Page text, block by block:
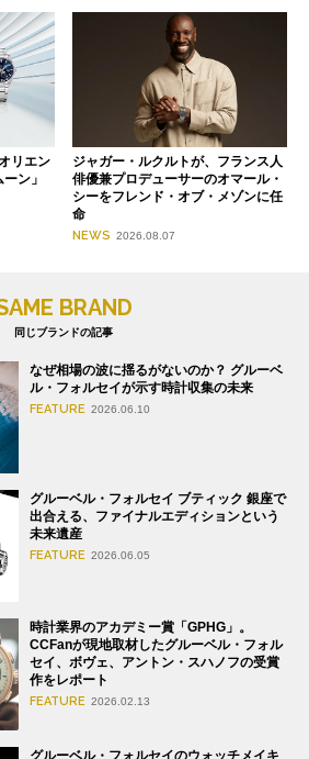
リエン
ン」
ジャガー・ルクルトが、フランス人
俳優兼プロデューサーのオマール・
シーをフレンド・オブ・メゾンに任
命
NEWS 2026.08.07
BRAND
同じブランドの記事
なぜ相場の波に揺るがないのか？ グルーベ
ル・フォルセイが示す時計収集の未来
FEATURE 2026.06.10
グルーベル・フォルセイ ブティック 銀座で
出合える、ファイナルエディションという
未来遺産
FEATURE 2026.06.05
時計業界のアカデミー賞「GPHG」。
CCFanが現地取材したグルーベル・フォル
セイ、ボヴェ、アントン・スハノフの受賞
作をレポート
FEATURE 2026.02.13
グルーベル・フォルセイのウォッチメイキ